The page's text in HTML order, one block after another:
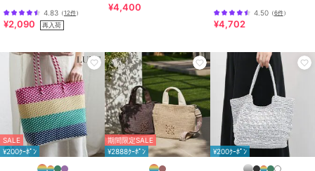
対応
4.83 （12件）
¥2,090 再入荷
¥4,400 4.50（6件）
¥4,702
SALE
¥200ｸｰﾎﾟﾝ
期間限定SALE
¥2888ｸｰﾎﾟﾝ
¥200ｸｰﾎﾟﾝ